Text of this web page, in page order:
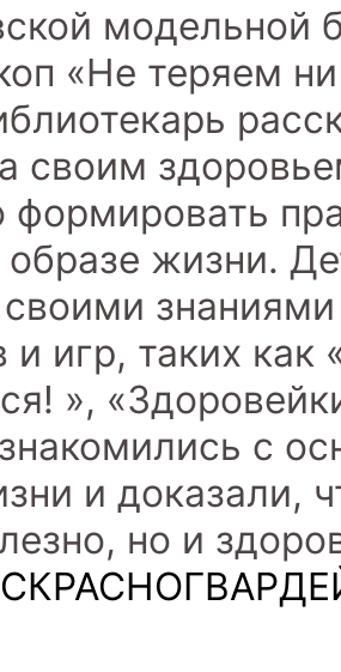
модельной
«Не теряем
своим
формировать
жизни.
и игр, таких как
»,
с
и доказали,
но и